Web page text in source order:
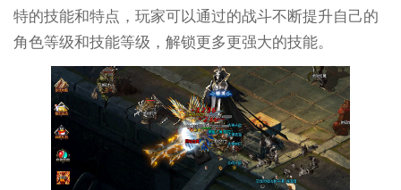
特的技能和特点，玩家可以通过的战斗不断提升自己的
角色等级和技能等级，解锁更多更强大的技能。